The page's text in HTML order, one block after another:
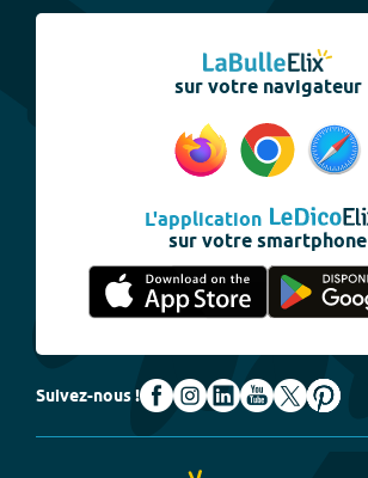
sur votre navigateur
L'application
sur votre smartphone
Suivez-nous !